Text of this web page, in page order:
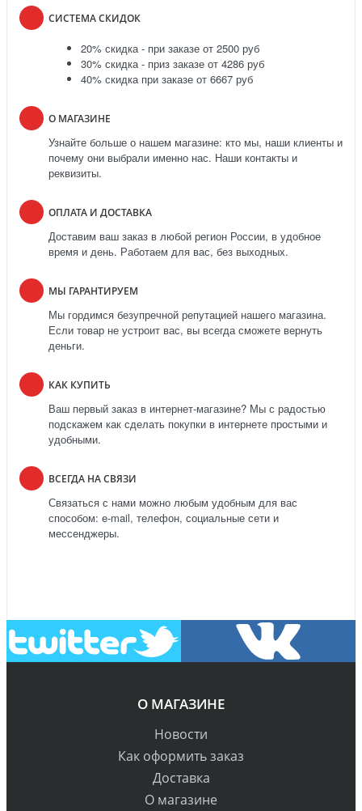
СИСТЕМА СКИДОК
20% скидка - при заказе от 2500 руб
30% скидка - приз заказе от 4286 руб
40% скидка при заказе от 6667 руб
О МАГАЗИНЕ
Узнайте больше о нашем магазине: кто мы, наши клиенты и
почему они выбрали именно нас. Наши контакты и
реквизиты.
ОПЛАТА И ДОСТАВКА
Доставим ваш заказ в любой регион России, в удобное
время и день. Работаем для вас, без выходных.
МЫ ГАРАНТИРУЕМ
Мы гордимся безупречной репутацией нашего магазина.
Если товар не устроит вас, вы всегда сможете вернуть
деньги.
КАК КУПИТЬ
Ваш первый заказ в интернет-магазине? Мы с радостью
подскажем как сделать покупки в интернете простыми и
удобными.
ВСЕГДА НА СВЯЗИ
Связаться с нами можно любым удобным для вас
способом: e-mail, телефон, социальные сети и
мессенджеры.
О МАГАЗИНЕ
Новости
Как оформить заказ
Доставка
О магазине